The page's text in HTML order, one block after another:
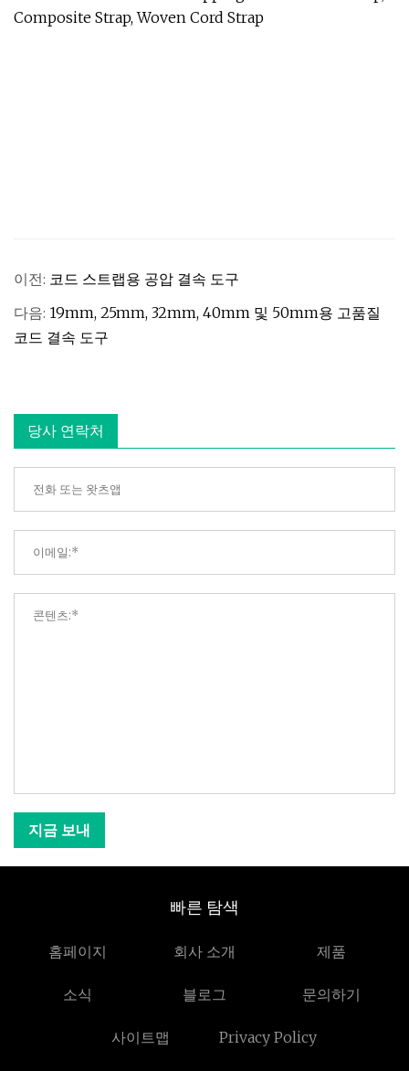
이전: 코드 스트랩용 공압 결속 도구
다음: 19mm, 25mm, 32mm, 40mm 및 50mm용 고품질
코드 결속 도구
당사 연락처
지금 보내
빠른 탐색
홈페이지 회사 소개 제품
소식 블로그 문의하기
사이트맵 Privacy Policy